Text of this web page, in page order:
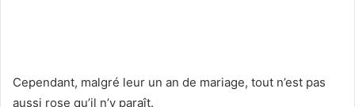
Cependant, malgré leur un an de mariage, tout n’est pas
aussi rose qu’il n’y paraît.